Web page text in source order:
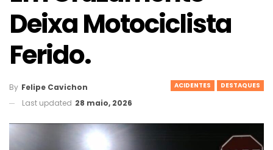
Deixa Motociclista
Ferido.
ACIDENTES DESTAQUES
By Felipe Cavichon
Last updated 28 maio, 2026